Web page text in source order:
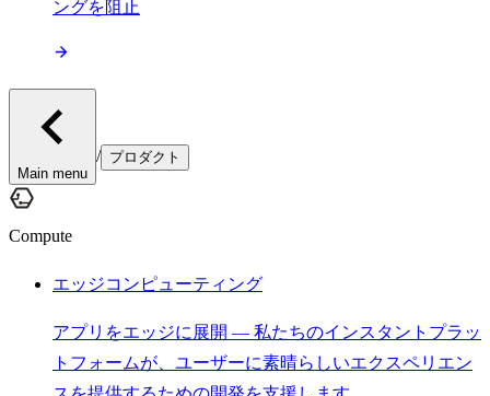
ングを阻止
Main menu
/ プロダクト
Compute
エッジコンピューティング
アプリをエッジに展開 — 私たちのインスタントプラッ
トフォームが、ユーザーに素晴らしいエクスペリエン